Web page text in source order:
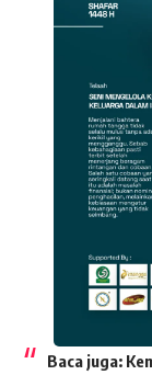
Baca juga: